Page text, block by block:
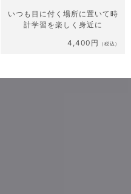
いつも目に付く場所に置いて時
計学習を楽しく身近に
4,400円
（税込）